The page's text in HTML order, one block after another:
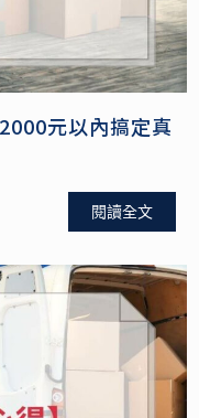
元以內搞定真
閱讀全文